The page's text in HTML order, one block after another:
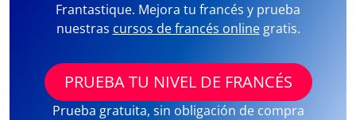
Frantastique. Mejora tu francés y prueba
nuestras cursos de francés onlinegratis.
PRUEBA TU NIVEL DE FRANCÉS
Prueba gratuita, sin obligación de compra